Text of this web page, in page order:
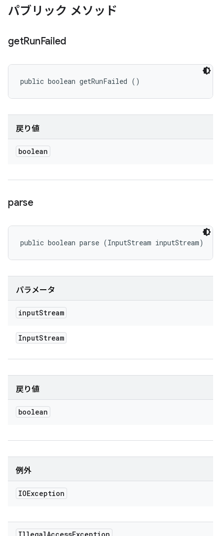
パブリック メソッド
getRunFailed
public boolean getRunFailed ()
戻り値
boolean
parse
public boolean parse (InputStream inputStream)
パラメータ
inputStream
InputStream
戻り値
boolean
例外
IOException